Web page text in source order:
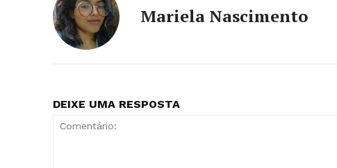
Mariela Nascimento
DEIXE UMA RESPOSTA